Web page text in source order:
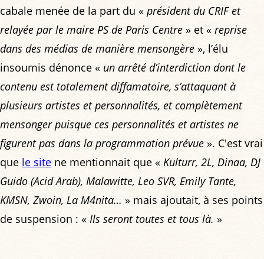
cabale menée de la part du « président du CRIF et
relayée par le maire PS de Paris Centre » et « reprise
dans des médias de manière mensongère », l’élu
insoumis dénonce « un arrêté d’interdiction dont le
contenu est totalement diffamatoire, s’attaquant à
plusieurs artistes et personnalités, et complètement
mensonger puisque ces personnalités et artistes ne
figurent pas dans la programmation prévue ». C'est vrai
que le site ne mentionnait que « Kulturr, 2L, Dinaa, DJ
Guido (Acid Arab), Malawitte, Leo SVR, Emily Tante,
KMSN, Zwoin, La M4nita… » mais ajoutait, à ses points
de suspension : « Ils seront toutes et tous là. »